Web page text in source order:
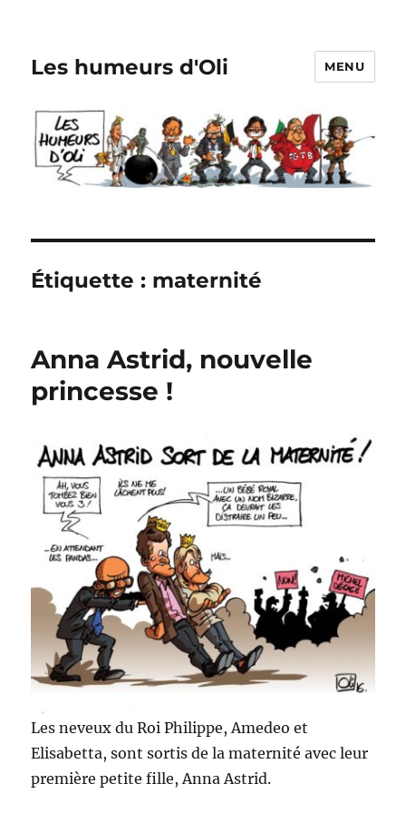
Les humeurs d'Oli MENU
Étiquette : maternité
Anna Astrid, nouvelle
princesse !
Les neveux du Roi Philippe, Amedeo et
Elisabetta, sont sortis de la maternité avec leur
première petite fille, Anna Astrid.